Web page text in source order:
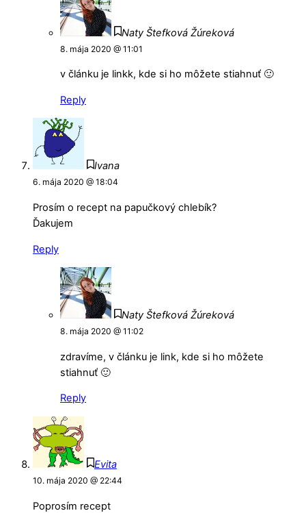
Naty Štefková Žúreková
8. mája 2020 @ 11:01
v článku je linkk, kde si ho môžete stiahnuť 🙂
Reply
Ivana
6. mája 2020 @ 18:04
Prosím o recept na papučkový chlebík?
Ďakujem
Reply
Naty Štefková Žúreková
8. mája 2020 @ 11:02
zdravíme, v článku je link, kde si ho môžete
stiahnuť 🙂
Reply
Evita
10. mája 2020 @ 22:44
Poprosím recept